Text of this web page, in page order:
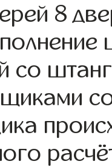
8
со